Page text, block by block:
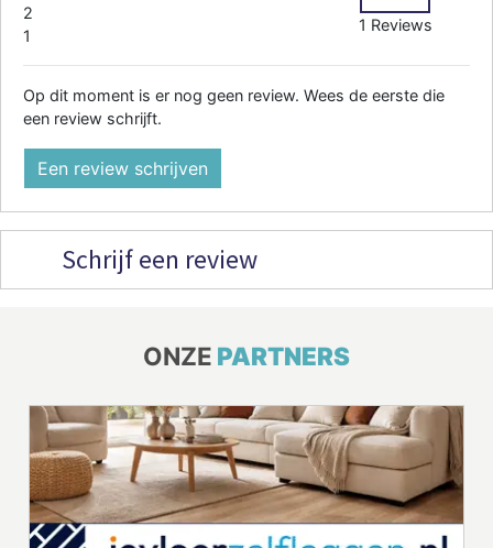
2
1
1 Reviews
Op dit moment is er nog geen review. Wees de eerste die
een review schrijft.
Een review schrijven
Schrijf een review
ONZE PARTNERS